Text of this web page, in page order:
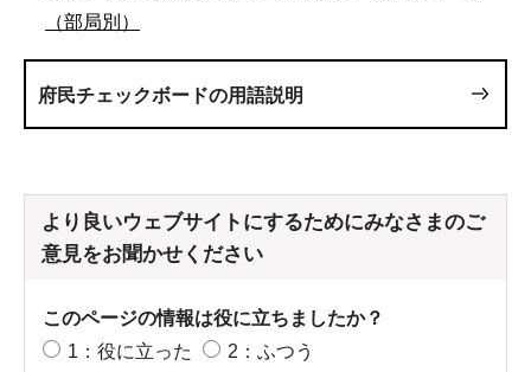
（部局別）
府民チェックボードの用語説明
より良いウェブサイトにするためにみなさまのご
意見をお聞かせください
このページの情報は役に立ちましたか？
1：役に立った
2：ふつう